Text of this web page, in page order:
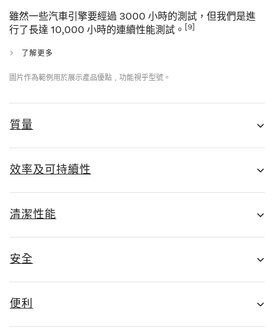
雖然一些汽車引擎要經過 3000 小時的測試，但我們是進
行了長達 10,000 小時的連續性能測試。
[9]
了解更多
圖片作為範例用於展示產品優點﹐功能視乎型號。
質量
效率及可持續性
清潔性能
安全
便利